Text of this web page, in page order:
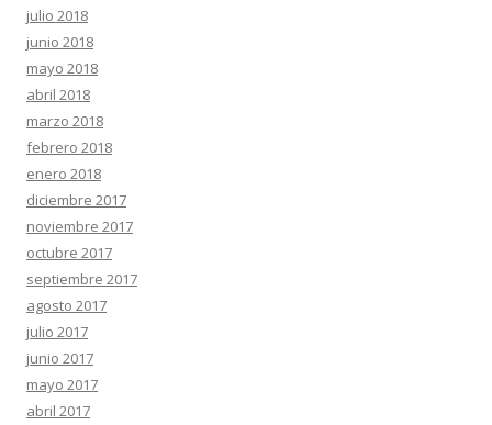
julio 2018
junio 2018
mayo 2018
abril 2018
marzo 2018
febrero 2018
enero 2018
diciembre 2017
noviembre 2017
octubre 2017
septiembre 2017
agosto 2017
julio 2017
junio 2017
mayo 2017
abril 2017